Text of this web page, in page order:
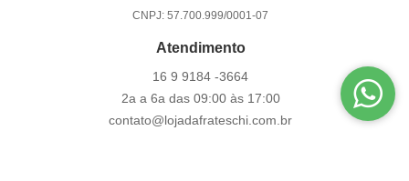
CNPJ: 57.700.999/0001-07
Atendimento
16 9 9184 -3664
2a a 6a das 09:00 às 17:00
contato@lojadafrateschi.com.br